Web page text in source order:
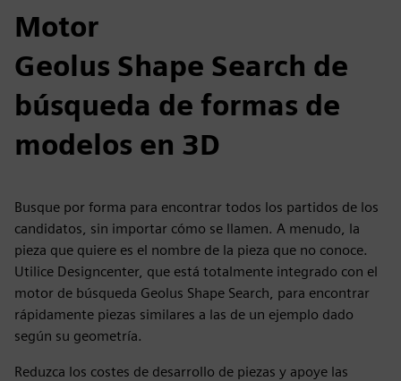
Motor
Geolus Shape Search de
búsqueda de formas de
modelos en 3D
Busque por forma para encontrar todos los partidos de los
candidatos, sin importar cómo se llamen. A menudo, la
pieza que quiere es el nombre de la pieza que no conoce.
Utilice Designcenter, que está totalmente integrado con el
motor de búsqueda Geolus Shape Search, para encontrar
rápidamente piezas similares a las de un ejemplo dado
según su geometría.
Reduzca los costes de desarrollo de piezas y apoye las